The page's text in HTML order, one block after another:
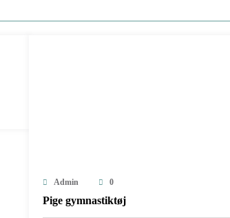
Admin 0
Pige gymnastiktøj